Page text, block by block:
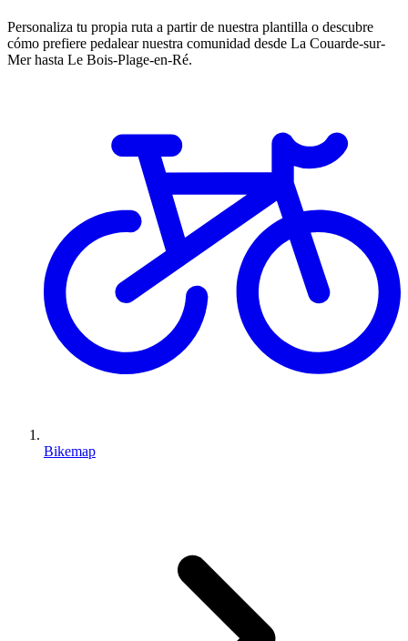
Personaliza tu propia ruta a partir de nuestra plantilla o descubre
cómo prefiere pedalear nuestra comunidad desde La Couarde-sur-
Mer hasta Le Bois-Plage-en-Ré.
Bikemap